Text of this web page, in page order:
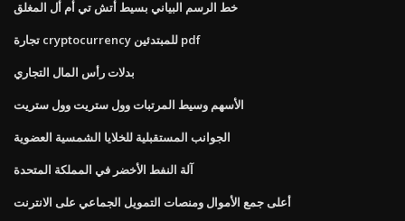
خط الرسم البياني بسيط أتش تي أم أل المغلق
تجارة cryptocurrency للمبتدئين pdf
بدلات رأس المال التجاري
الأسهم وسيط المرتبات وول ستريت وول ستريت
الجوانب المستقبلية للخلايا الشمسية العضوية
آلة النفط الأخضر في المملكة المتحدة
أعلى جمع الأموال ومنصات التمويل الجماعي على الانترنت